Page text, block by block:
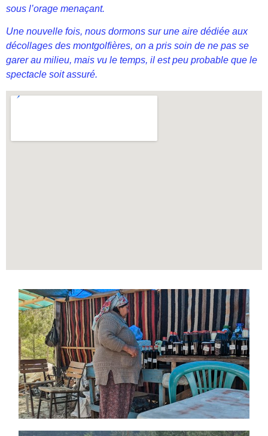
sous l’orage menaçant.
Une nouvelle fois, nous dormons sur une aire dédiée aux
décollages des montgolfières, on a pris soin de ne pas se
garer au milieu, mais vu le temps, il est peu probable que le
spectacle soit assuré.